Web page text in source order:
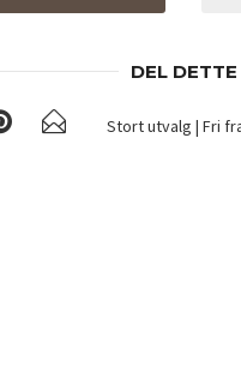
DEL DETTE
Stort utvalg | Fri